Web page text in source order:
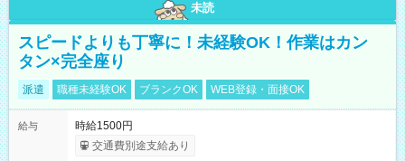
未読
スピードよりも丁寧に！未経験OK！作業はカン
タン×完全座り
派遣 職種未経験OK ブランクOK WEB登録・面接OK
給与
時給1500円
交通費別途支給あり